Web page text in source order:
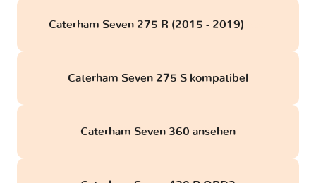
Caterham Seven 275 R (2015 - 2019)
Caterham Seven 275 S kompatibel
Caterham Seven 360 ansehen